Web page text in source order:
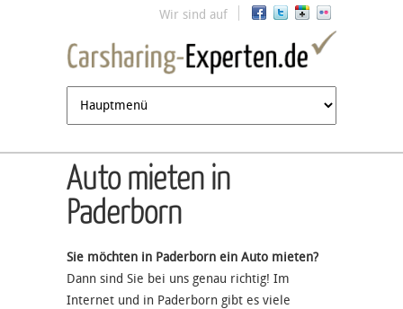
Jump to navigation
Wir sind auf
Auto mieten in
Paderborn
Sie möchten in Paderborn ein Auto mieten?
Dann sind Sie bei uns genau richtig! Im
Internet und in Paderborn gibt es viele